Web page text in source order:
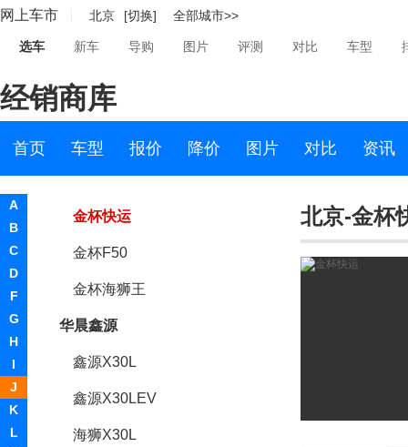
网上车市 北京 [切换] 全部城市>>
选车 新车 导购 图片 评测 对比 车型
经销商库
首页 车型 报价 降价 图片 对比 资讯
A
B
C
D
F
G
H
I
J
K
L
小海狮X30
金杯T32
金杯T30
金杯快运
金杯F50
金杯海狮王
华晨鑫源
鑫源X30L
鑫源X30LEV
海狮X30L
北京-金杯